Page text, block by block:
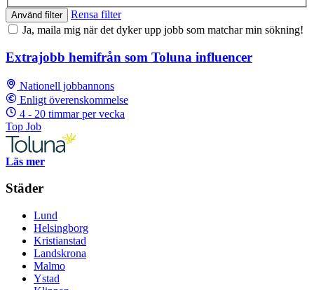
Använd filter
Rensa filter
Ja, maila mig när det dyker upp jobb som matchar min sökning!
Extrajobb hemifrån som Toluna influencer
Nationell jobbannons
Enligt överenskommelse
4 - 20 timmar per vecka
Top Job
Läs mer
Städer
Lund
Helsingborg
Kristianstad
Landskrona
Malmo
Ystad